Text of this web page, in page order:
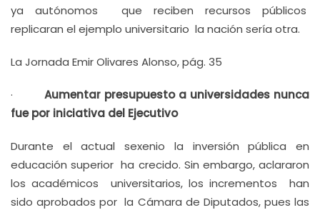
ya autónomos que reciben recursos públicos
replicaran el ejemplo universitario la nación sería otra.
La Jornada Emir Olivares Alonso, pág. 35
·Aumentar presupuesto a universidades nunca
fue por iniciativa del Ejecutivo
Durante el actual sexenio la inversión pública en
educación superior ha crecido. Sin embargo, aclararon
los académicos universitarios, los incrementos han
sido aprobados por la Cámara de Diputados, pues las